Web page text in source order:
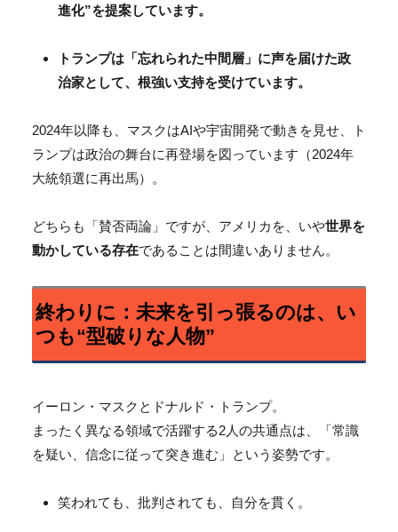
進化”を提案しています。
トランプは「忘れられた中間層」に声を届けた政
治家として、根強い支持を受けています。
2024年以降も、マスクはAIや宇宙開発で動きを見せ、ト
ランプは政治の舞台に再登場を図っています（2024年
大統領選に再出馬）。
どちらも「賛否両論」ですが、アメリカを、いや世界を
動かしている存在であることは間違いありません。
終わりに：未来を引っ張るのは、い
つも“型破りな人物”
イーロン・マスクとドナルド・トランプ。
まったく異なる領域で活躍する2人の共通点は、「常識
を疑い、信念に従って突き進む」という姿勢です。
笑われても、批判されても、自分を貫く。